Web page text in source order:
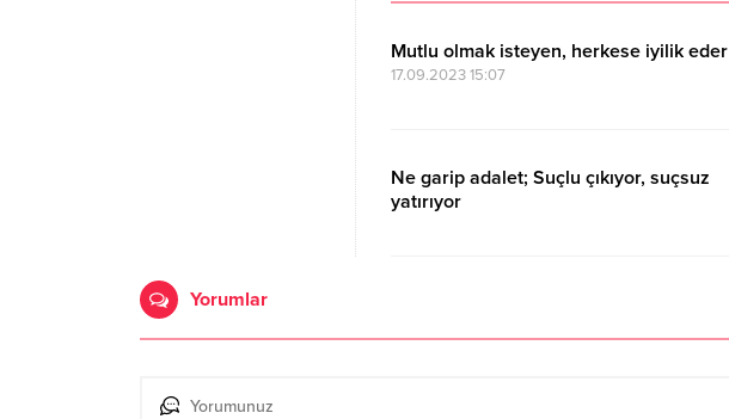
Mutlu olmak isteyen, herkese iyilik eder
17.09.2023 15:07
Ne garip adalet; Suçlu çıkıyor, suçsuz
yatırıyor
Yorumlar